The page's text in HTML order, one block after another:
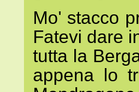
Mo' stacco
Fatevi dare
tutta la
appena lo